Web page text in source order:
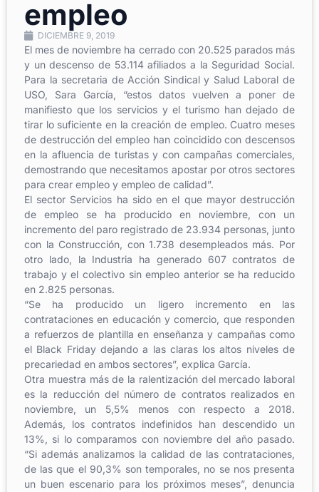
empleo
DICIEMBRE 9, 2019
El mes de noviembre ha cerrado con 20.525 parados más
y un descenso de 53.114 afiliados a la Seguridad Social.
Para la secretaria de Acción Sindical y Salud Laboral de
USO, Sara García, “estos datos vuelven a poner de
manifiesto que los servicios y el turismo han dejado de
tirar lo suficiente en la creación de empleo. Cuatro meses
de destrucción del empleo han coincidido con descensos
en la afluencia de turistas y con campañas comerciales,
demostrando que necesitamos apostar por otros sectores
para crear empleo y empleo de calidad”.
El sector Servicios ha sido en el que mayor destrucción
de empleo se ha producido en noviembre, con un
incremento del paro registrado de 23.934 personas, junto
con la Construcción, con 1.738 desempleados más. Por
otro lado, la Industria ha generado 607 contratos de
trabajo y el colectivo sin empleo anterior se ha reducido
en 2.825 personas.
“Se ha producido un ligero incremento en las
contrataciones en educación y comercio, que responden
a refuerzos de plantilla en enseñanza y campañas como
el Black Friday dejando a las claras los altos niveles de
precariedad en ambos sectores”, explica García.
Otra muestra más de la ralentización del mercado laboral
es la reducción del número de contratos realizados en
noviembre, un 5,5% menos con respecto a 2018.
Además, los contratos indefinidos han descendido un
13%, si lo comparamos con noviembre del año pasado.
“Si además analizamos la calidad de las contrataciones,
de las que el 90,3% son temporales, no se nos presenta
un buen escenario para los próximos meses”, denuncia